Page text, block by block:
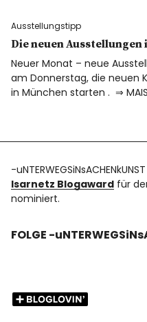
ÜBER
UNSER BUCH
Ausstellungstipp
Die neuen
Neuer Monat – neue
am Donnerstag, die neuen
in München starten . ⇒ MAIS
-
Isarnetz Blogaward für
nominiert.
FOLGE -